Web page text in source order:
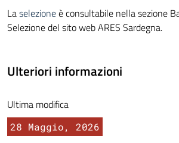
Laselezioneè consultabile nella sezione
Selezione del sito web ARES Sardegna.
Ulteriori informazioni
Ultima modifica
28 Maggio, 2026